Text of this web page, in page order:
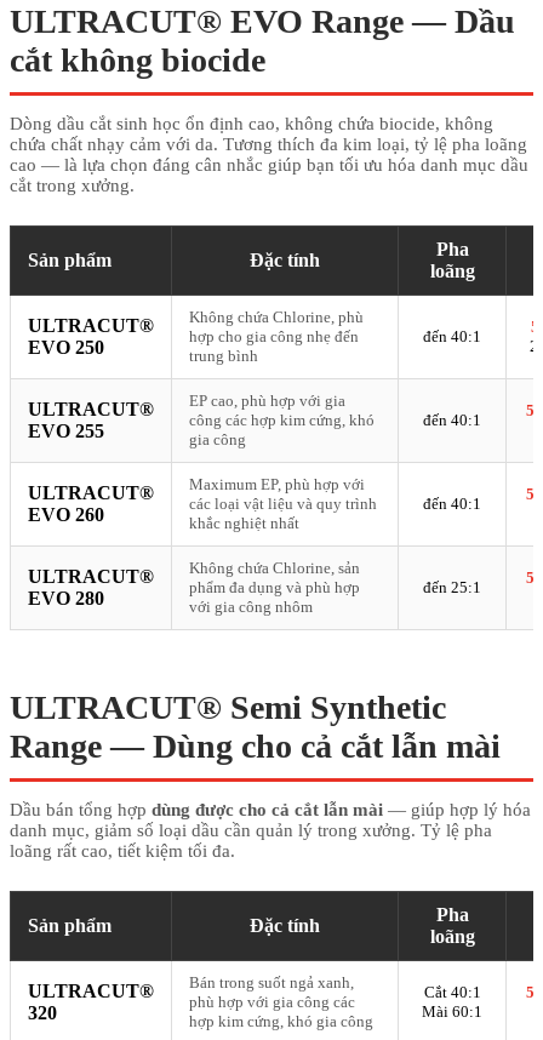
ULTRACUT® EVO Range — Dầu
cắt không biocide
Dòng dầu cắt sinh học ổn định cao, không chứa biocide, không
chứa chất nhạy cảm với da. Tương thích đa kim loại, tỷ lệ pha loãng
cao — là lựa chọn đáng cân nhắc giúp bạn tối ưu hóa danh mục dầu
cắt trong xưởng.
Sản phẩm Đặc tính
Pha
loãng
ULTRACUT®
EVO 250
Không chứa Chlorine, phù
hợp cho gia công nhẹ đến
trung bình
đến 40:1
ULTRACUT®
EVO 255
EP cao, phù hợp với gia
công các hợp kim cứng, khó
gia công
đến 40:1
ULTRACUT®
EVO 260
Maximum EP, phù hợp với
các loại vật liệu và quy trình
khắc nghiệt nhất
đến 40:1
ULTRACUT®
EVO 280
Không chứa Chlorine, sản
phẩm đa dụng và phù hợp
với gia công nhôm
đến 25:1
ULTRACUT® Semi Synthetic
Range — Dùng cho cả cắt lẫn mài
Dầu bán tổng hợp dùng được cho cả cắt lẫn mài — giúp hợp lý hóa
danh mục, giảm số loại dầu cần quản lý trong xưởng. Tỷ lệ pha
loãng rất cao, tiết kiệm tối đa.
Sản phẩm Đặc tính
Pha
loãng
ULTRACUT®
320
Bán trong suốt ngả xanh,
phù hợp với gia công các
hợp kim cứng, khó gia công
Cắt 40:1
Mài 60:1